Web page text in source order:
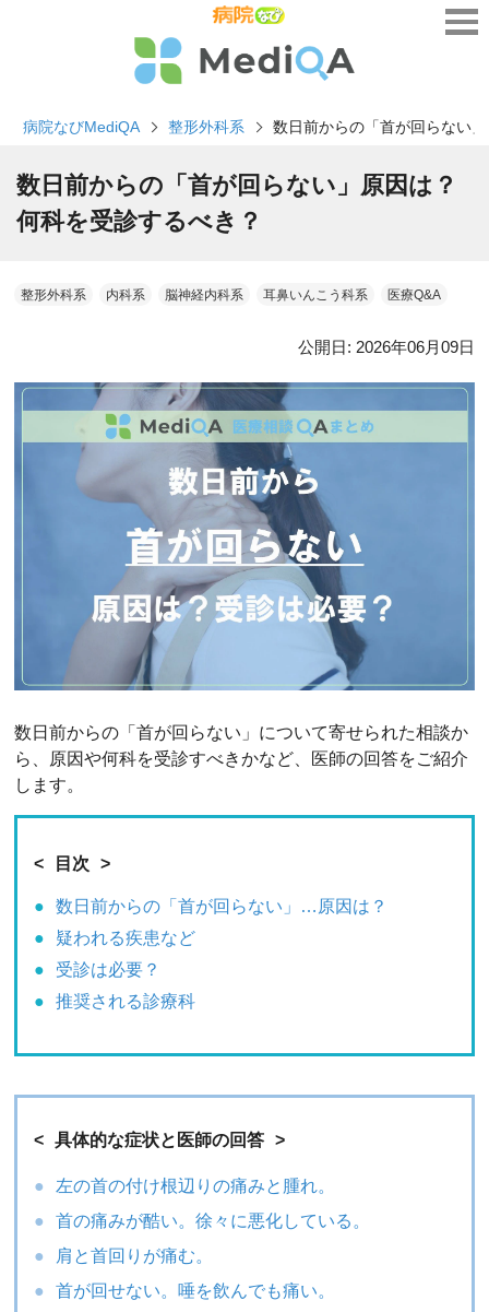
病院なびMediQA 整形外科系 数日前からの「首が回らない
数日前からの「首が回らない」原因は？
何科を受診するべき？
整形外科系 内科系 脳神経内科系 耳鼻いんこう科系 医療Q&A
公開日: 2026年06月09日
数日前からの「首が回らない」について寄せられた相談か
ら、原因や何科を受診すべきかなど、医師の回答をご紹介
します。
目次
数日前からの「首が回らない」…原因は？
疑われる疾患など
受診は必要？
推奨される診療科
具体的な症状と医師の回答
左の首の付け根辺りの痛みと腫れ。
首の痛みが酷い。徐々に悪化している。
肩と首回りが痛む。
首が回せない。唾を飲んでも痛い。